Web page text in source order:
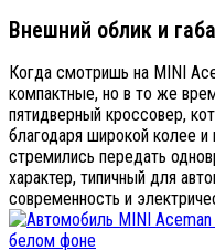
Внешний облик и
Когда смотришь на MINI
компактные, но в то же
пятидверный кроссовер,
благодаря широкой колее
стремились передать
характер, типичный для
современность и